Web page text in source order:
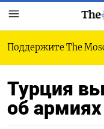
Поддержите The
Турция
об